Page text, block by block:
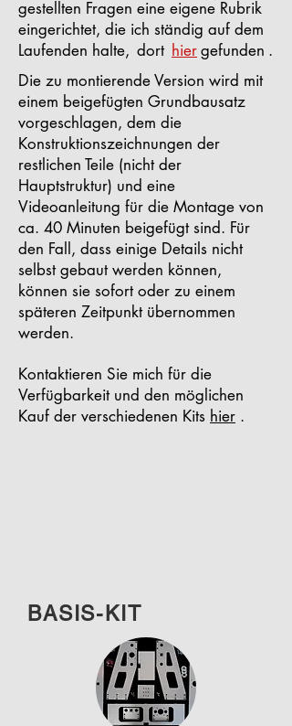
gestellten Fragen eine eigene Rubrik
eingerichtet, die ich ständig auf dem
Laufenden halte, dort hiergefunden .
Die zu montierende Version wird mit
einem beigefügten Grundbausatz
vorgeschlagen, dem die
Konstruktionszeichnungen der
restlichen Teile (nicht der
Hauptstruktur) und eine
Videoanleitung für die Montage von
ca. 40 Minuten beigefügt sind. Für
den Fall, dass einige Details nicht
selbst gebaut werden können,
können sie sofort oder zu einem
späteren Zeitpunkt übernommen
werden.
Kontaktieren Sie mich für die
Verfügbarkeit und den möglichen
Kauf der verschiedenen Kits hier .
BASIS-KIT